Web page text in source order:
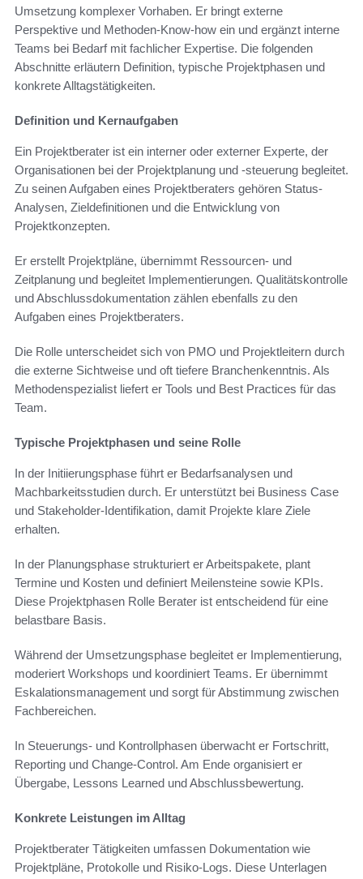
Umsetzung komplexer Vorhaben. Er bringt externe
Perspektive und Methoden-Know-how ein und ergänzt interne
Teams bei Bedarf mit fachlicher Expertise. Die folgenden
Abschnitte erläutern Definition, typische Projektphasen und
konkrete Alltagstätigkeiten.
Definition und Kernaufgaben
Ein Projektberater ist ein interner oder externer Experte, der
Organisationen bei der Projektplanung und -steuerung begleitet.
Zu seinen Aufgaben eines Projektberaters gehören Status-
Analysen, Zieldefinitionen und die Entwicklung von
Projektkonzepten.
Er erstellt Projektpläne, übernimmt Ressourcen- und
Zeitplanung und begleitet Implementierungen. Qualitätskontrolle
und Abschlussdokumentation zählen ebenfalls zu den
Aufgaben eines Projektberaters.
Die Rolle unterscheidet sich von PMO und Projektleitern durch
die externe Sichtweise und oft tiefere Branchenkenntnis. Als
Methodenspezialist liefert er Tools und Best Practices für das
Team.
Typische Projektphasen und seine Rolle
In der Initiierungsphase führt er Bedarfsanalysen und
Machbarkeitsstudien durch. Er unterstützt bei Business Case
und Stakeholder-Identifikation, damit Projekte klare Ziele
erhalten.
In der Planungsphase strukturiert er Arbeitspakete, plant
Termine und Kosten und definiert Meilensteine sowie KPIs.
Diese Projektphasen Rolle Berater ist entscheidend für eine
belastbare Basis.
Während der Umsetzungsphase begleitet er Implementierung,
moderiert Workshops und koordiniert Teams. Er übernimmt
Eskalationsmanagement und sorgt für Abstimmung zwischen
Fachbereichen.
In Steuerungs- und Kontrollphasen überwacht er Fortschritt,
Reporting und Change-Control. Am Ende organisiert er
Übergabe, Lessons Learned und Abschlussbewertung.
Konkrete Leistungen im Alltag
Projektberater Tätigkeiten umfassen Dokumentation wie
Projektpläne, Protokolle und Risiko-Logs. Diese Unterlagen